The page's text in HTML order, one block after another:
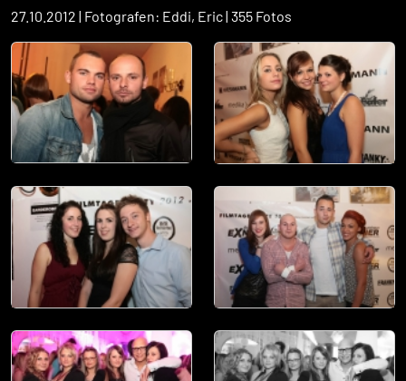
27.10.2012 | Fotografen: Eddi, Eric | 355 Fotos